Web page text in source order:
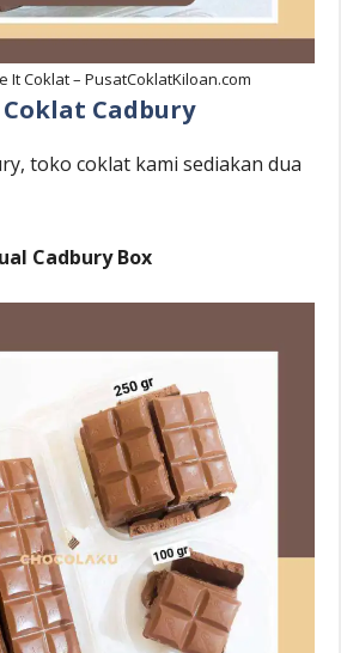
It Coklat – PusatCoklatKiloan.com
Coklat Cadbury
toko coklat kami sediakan dua
Cadbury Box